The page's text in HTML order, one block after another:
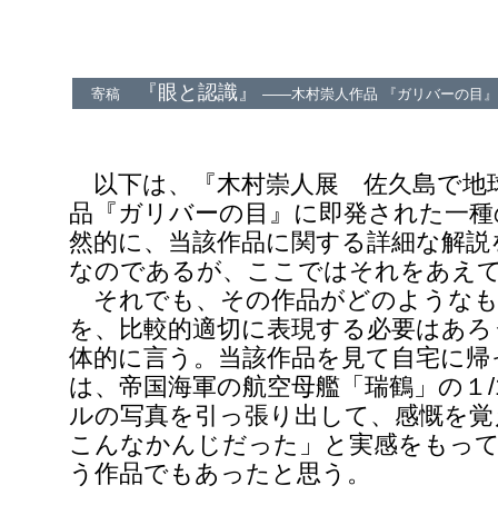
寄稿 『眼と認識』 ――木村崇人作品 『ガリバーの
以下は、『木村崇人展 佐久島で地
品『ガリバーの目』に即発された一
然的に、当該作品に関する詳細な解
なのであるが、ここではそれをあえ
それでも、その作品がどのような
を、比較的適切に表現する必要はあ
体的に言う。当該作品を見て自宅に
は、帝国海軍の航空母艦「瑞鶴」の
ルの写真を引っ張り出して、感慨を
こんなかんじだった」と実感をもっ
う作品でもあったと思う。